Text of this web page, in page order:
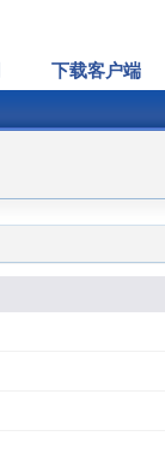
下载客户端